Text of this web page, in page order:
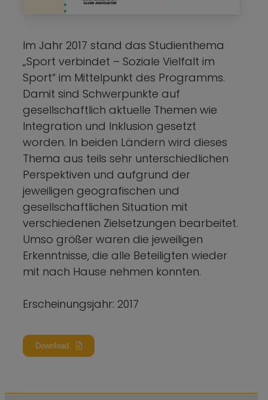
Im Jahr 2017 stand das Studienthema
„Sport verbindet – Soziale Vielfalt im
Sport“ im Mittelpunkt des Programms.
Damit sind Schwerpunkte auf
gesellschaftlich aktuelle Themen wie
Integration und Inklusion gesetzt
worden. In beiden Ländern wird dieses
Thema aus teils sehr unterschiedlichen
Perspektiven und aufgrund der
jeweiligen geografischen und
gesellschaftlichen Situation mit
verschiedenen Zielsetzungen bearbeitet.
Umso größer waren die jeweiligen
Erkenntnisse, die alle Beteiligten wieder
mit nach Hause nehmen konnten.
Erscheinungsjahr: 2017
Download